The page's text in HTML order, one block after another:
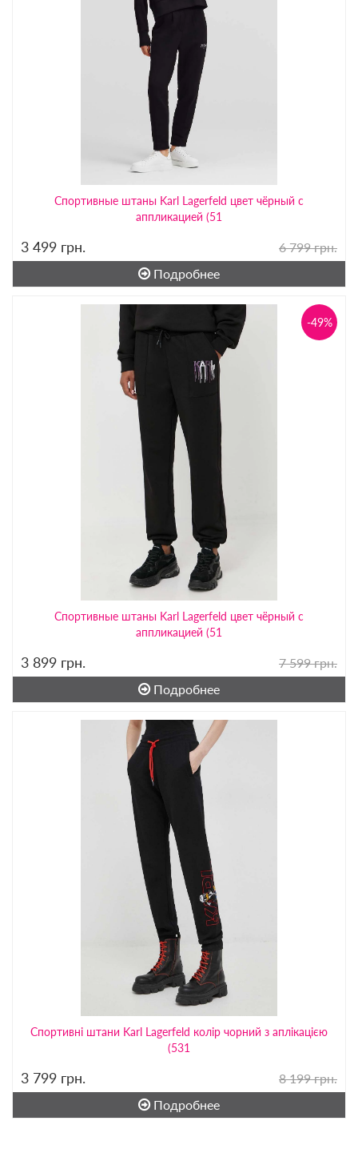
Спортивные штаны Karl Lagerfeld цвет чёрный с
аппликацией (51
3 499 грн.
6 799 грн.
Подробнее
Спортивные штаны Karl Lagerfeld цвет чёрный с
аппликацией (51
-49%
3 899 грн.
7 599 грн.
Подробнее
Спортивні штани Karl Lagerfeld колір чорний з аплікацією
(531
3 799 грн.
8 199 грн.
Подробнее